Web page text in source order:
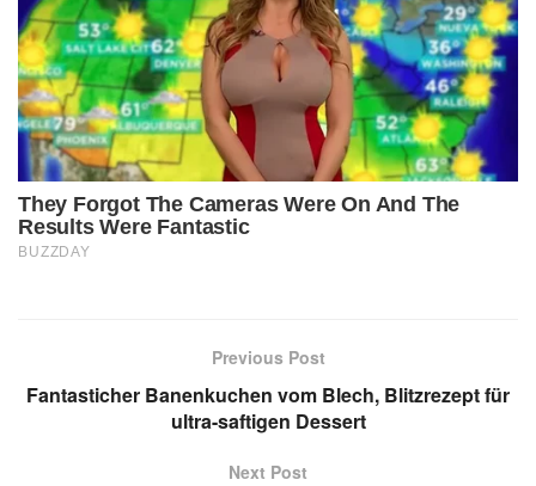
Previous Post
Fantasticher Banenkuchen vom Blech, Blitzrezept für
ultra-saftigen Dessert
Next Post